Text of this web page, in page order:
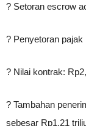
? Setoran escrow
? Penyetoran pajak
? Nilai kontrak:
? Tambahan
sebesar Rp1,21